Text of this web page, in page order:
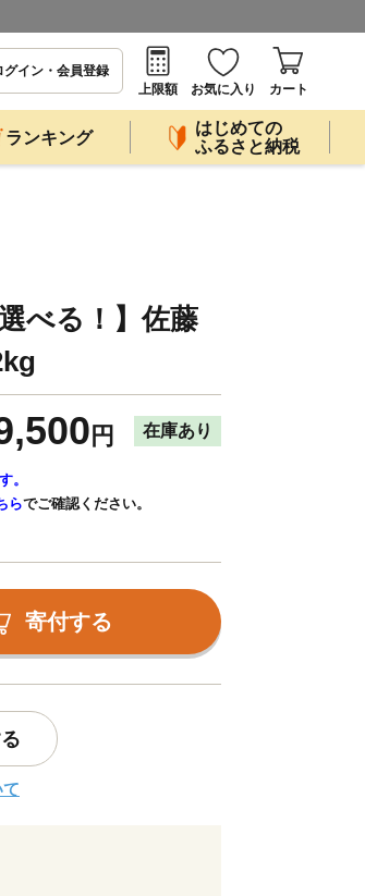
グイン・会員登録
上限額
お気に入り カート
ランキング
はじめての
ふるさと納税
べる！】佐藤
円 在庫あり
。
らでご確認ください。
寄付する